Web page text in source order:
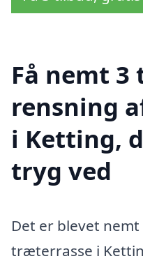
Få nemt 3
rensning
i Ketting,
tryg ved
Det er blevet
træterrasse i